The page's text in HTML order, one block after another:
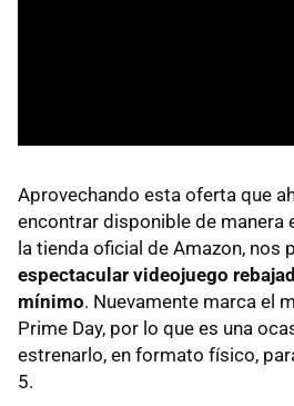
Aprovechando esta oferta que
encontrar disponible de manera
la tienda oficial de Amazon, nos
espectacular videojuego
mínimo. Nuevamente marca el
Prime Day, por lo que es una
estrenarlo, en formato físico,
5.